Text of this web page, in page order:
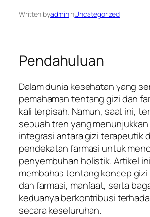
Written byadmininUncategorized
Pendahuluan
Dalam dunia kesehatan yang
pemahaman tentang gizi dan
kali terpisah. Namun, saat ini,
sebuah tren yang
integrasi antara gizi terapeutik
pendekatan farmasi untuk
penyembuhan holistik. Artikel
membahas tentang konsep
dan farmasi, manfaat, serta
keduanya berkontribusi
secara keseluruhan.